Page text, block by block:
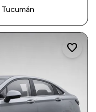
favorite